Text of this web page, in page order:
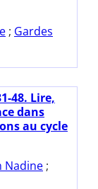
; Gardes
48. Lire,
dans
au cycle
Nadine ;